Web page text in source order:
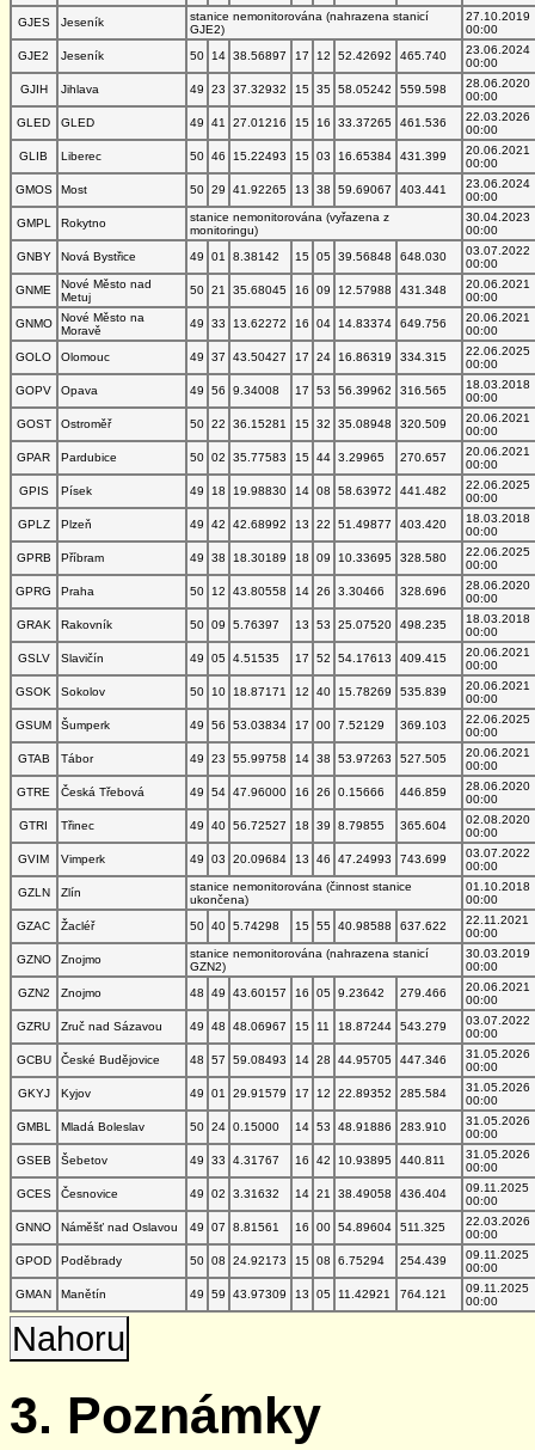
GJES
Jeseník
stanice nemonitorována (nahrazena stanicí
GJE2)
27.10.2019
00:00
GJE2
Jeseník 50 14 38.56897 17 12 52.42692 465.740
23.06.2024
00:00
GJIH
Jihlava 49 23 37.32932 15 35 58.05242 559.598
28.06.2020
00:00
GLED
GLED 49 41 27.01216 15 16 33.37265 461.536
22.03.2026
00:00
GLIB
Liberec 50 46 15.22493 15 03 16.65384 431.399
20.06.2021
00:00
GMOS
Most 50 29 41.92265 13 38 59.69067 403.441
23.06.2024
00:00
GMPL
Rokytno
stanice nemonitorována (vyřazena z
monitoringu)
30.04.2023
00:00
GNBY
Nová Bystřice 49 01 8.38142 15 05 39.56848 648.030
03.07.2022
00:00
GNME
Nové Město nad
Metuj
50 21 35.68045 16 09 12.57988 431.348
20.06.2021
00:00
GNMO
Nové Město na
Moravě
49 33 13.62272 16 04 14.83374 649.756
20.06.2021
00:00
GOLO
Olomouc 49 37 43.50427 17 24 16.86319 334.315
22.06.2025
00:00
GOPV
Opava 49 56 9.34008 17 53 56.39962 316.565
18.03.2018
00:00
GOST
Ostroměř 50 22 36.15281 15 32 35.08948 320.509
20.06.2021
00:00
GPAR
Pardubice 50 02 35.77583 15 44 3.29965 270.657
20.06.2021
00:00
GPIS
Písek 49 18 19.98830 14 08 58.63972 441.482
22.06.2025
00:00
GPLZ
Plzeň 49 42 42.68992 13 22 51.49877 403.420
18.03.2018
00:00
GPRB
Příbram 49 38 18.30189 18 09 10.33695 328.580
22.06.2025
00:00
GPRG
Praha 50 12 43.80558 14 26 3.30466 328.696
28.06.2020
00:00
GRAK
Rakovník 50 09 5.76397 13 53 25.07520 498.235
18.03.2018
00:00
GSLV
Slavičín 49 05 4.51535 17 52 54.17613 409.415
20.06.2021
00:00
GSOK
Sokolov 50 10 18.87171 12 40 15.78269 535.839
20.06.2021
00:00
GSUM
Šumperk 49 56 53.03834 17 00 7.52129 369.103
22.06.2025
00:00
GTAB
Tábor 49 23 55.99758 14 38 53.97263 527.505
20.06.2021
00:00
GTRE
Česká Třebová 49 54 47.96000 16 26 0.15666 446.859
28.06.2020
00:00
GTRI
Třinec 49 40 56.72527 18 39 8.79855 365.604
02.08.2020
00:00
GVIM
Vimperk 49 03 20.09684 13 46 47.24993 743.699
03.07.2022
00:00
GZLN
Zlín
stanice nemonitorována (činnost stanice
ukončena)
01.10.2018
00:00
GZAC
Žacléř 50 40 5.74298 15 55 40.98588 637.622
22.11.2021
00:00
GZNO
Znojmo
stanice nemonitorována (nahrazena stanicí
GZN2)
30.03.2019
00:00
GZN2
Znojmo 48 49 43.60157 16 05 9.23642 279.466
20.06.2021
00:00
GZRU
Zruč nad Sázavou 49 48 48.06967 15 11 18.87244 543.279
03.07.2022
00:00
GCBU
České Budějovice 48 57 59.08493 14 28 44.95705 447.346
31.05.2026
00:00
GKYJ
Kyjov 49 01 29.91579 17 12 22.89352 285.584
31.05.2026
00:00
GMBL
Mladá Boleslav 50 24 0.15000 14 53 48.91886 283.910
31.05.2026
00:00
GSEB
Šebetov 49 33 4.31767 16 42 10.93895 440.811
31.05.2026
00:00
GCES
Česnovice 49 02 3.31632 14 21 38.49058 436.404
09.11.2025
00:00
GNNO
Náměšť nad Oslavou 49 07 8.81561 16 00 54.89604 511.325
22.03.2026
00:00
GPOD
Poděbrady 50 08 24.92173 15 08 6.75294 254.439
09.11.2025
00:00
GMAN
Manětín 49 59 43.97309 13 05 11.42921 764.121
09.11.2025
00:00
Nahoru
3. Poznámky